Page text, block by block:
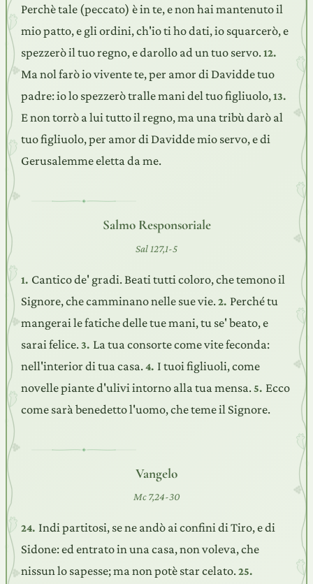
Perchè tale (peccato) è in te, e non hai mantenuto il
mio patto, e gli ordini, ch'io ti ho dati, io squarcerò, e
spezzerò il tuo regno, e darollo ad un tuo servo. 12.
Ma nol farò io vivente te, per amor di Davidde tuo
padre: io lo spezzerò tralle mani del tuo figliuolo, 13.
E non torrò a lui tutto il regno, ma una tribù darò al
tuo figliuolo, per amor di Davidde mio servo, e di
Gerusalemme eletta da me.
Salmo Responsoriale
Sal 127,1-5
1. Cantico de' gradi. Beati tutti coloro, che temono il
Signore, che camminano nelle sue vie. 2. Perché tu
mangerai le fatiche delle tue mani, tu se' beato, e
sarai felice. 3. La tua consorte come vite feconda:
nell'interior di tua casa. 4. I tuoi figliuoli, come
novelle piante d'ulivi intorno alla tua mensa. 5. Ecco
come sarà benedetto l'uomo, che teme il Signore.
Vangelo
Mc 7,24-30
24. Indi partitosi, se ne andò ai confini di Tiro, e di
Sidone: ed entrato in una casa, non voleva, che
nissun lo sapesse; ma non potè star celato.25.